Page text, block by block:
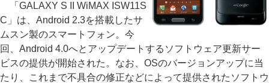
「GALAXY S II WiMAX ISW11S
C」は、Android 2.3を搭載したサ
ムスン製のスマートフォン。今
回、Android 4.0へとアップデートするソフトウェア更新サー
ビスの提供が開始された。なお、OSのバージョンアップに当
たり、これまで不具合の修正などによって提供されたソフトウ